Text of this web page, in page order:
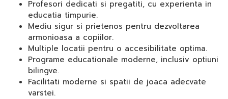
Profesori dedicati si pregatiti, cu experienta in
educatia timpurie.
Mediu sigur si prietenos pentru dezvoltarea
armonioasa a copiilor.
Multiple locatii pentru o accesibilitate optima.
Programe educationale moderne, inclusiv optiuni
bilingve.
Facilitati moderne si spatii de joaca adecvate
varstei.